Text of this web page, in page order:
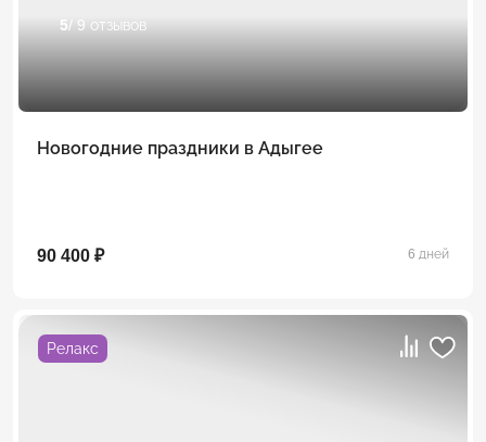
5/ 9 отзывов
Новогодние праздники в Адыгее
90 400 ₽ 6 дней
Релакс